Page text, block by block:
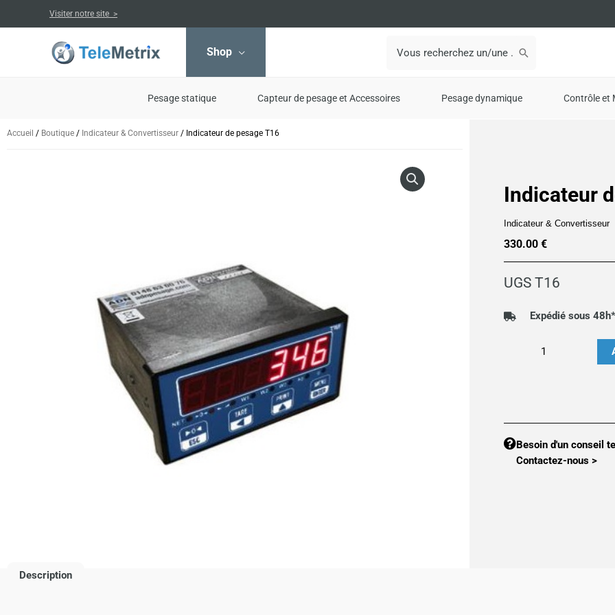
au
Visiter notre site >
Shop
for:
Pesage statique Capteur de pesage et Accessoires Pesage dynamique Contrôle et
Accueil / Boutique / Indicateur & Convertisseur / Indicateur de pesage T16
Indicateur
Indicateur & Convertisseur
330.00 €
UGS T16
Expédié sous 48h*
pesage
T16Besoin d'un conseil
Contactez-nous >
Description